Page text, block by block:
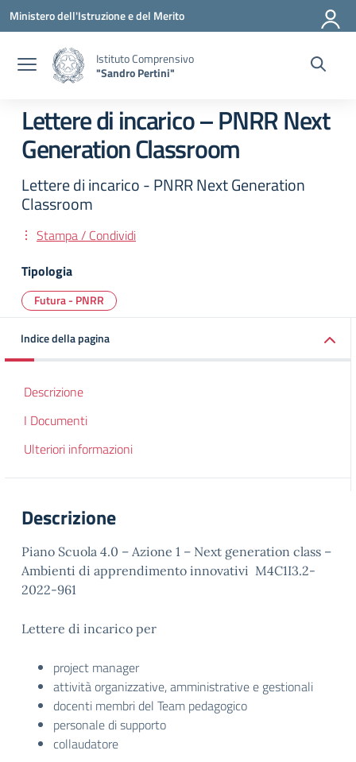
Vai ai contenuti
Vai al menu di navigazione
Vai al footer
Ministero dell'Istruzione e del Merito
Istituto Comprensivo
"Sandro Pertini"
Lettere di incarico – PNRR Next
Generation Classroom
Lettere di incarico - PNRR Next Generation
Classroom
Stampa / Condividi
Tipologia
Futura - PNRR
Indice della pagina
Descrizione
I Documenti
Ulteriori informazioni
Descrizione
Piano Scuola 4.0 – Azione 1 – Next generation class –
Ambienti di apprendimento innovativi M4C1I3.2-
2022-961
Lettere di incarico per
project manager
attività organizzative, amministrative e gestionali
docenti membri del Team pedagogico
personale di supporto
collaudatore